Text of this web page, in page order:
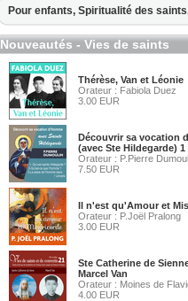
Pour enfants, Spiritualité des
Nouveautés - Vies de saints
Thérèse, Van et Léonie
Orateur : Fabiola Duez
3.00 EUR
Découvrir sa vocation
(avec Ste Hildegarde) 1
Orateur : P.Pierre
7.50 EUR
Il n'est qu'Amour et
Orateur : P.Joël Pralong
3.00 EUR
Ste Catherine de
Marcel Van
Orateur : Moines de
4.00 EUR